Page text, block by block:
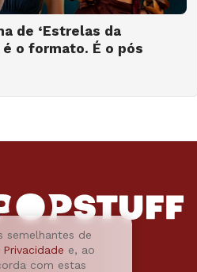
de ‘Estrelas da
é o formato. É o pós
semelhantes de
e, ao
com estas